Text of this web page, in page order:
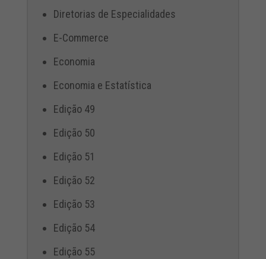
Diretorias de Especialidades
E-Commerce
Economia
Economia e Estatística
Edição 49
Edição 50
Edição 51
Edição 52
Edição 53
Edição 54
Edição 55